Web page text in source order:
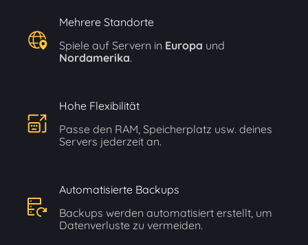
Mehrere Standorte
Spiele auf Servern in Europa und
Nordamerika.
Hohe Flexibilität
Passe den RAM, Speicherplatz usw. deines
Servers jederzeit an.
Automatisierte Backups
Backups werden automatisiert erstellt, um
Datenverluste zu vermeiden.